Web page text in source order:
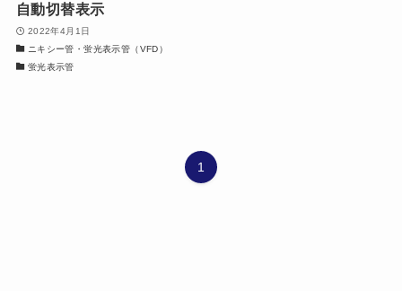
自動切替表示
2022年4月1日
ニキシー管・蛍光表示管（VFD）
蛍光表示管
1